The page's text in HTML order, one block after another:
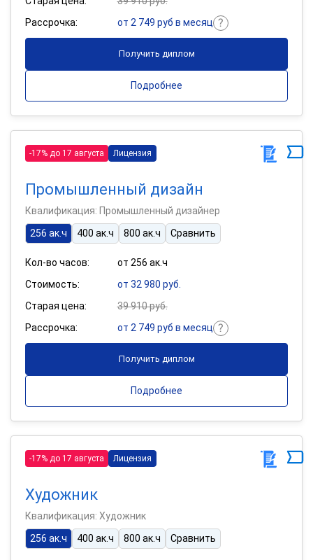
Рассрочка:
от 2 749 руб в месяц
Получить диплом
Подробнее
-17% до 17 августа Лицензия
Промышленный дизайн
Квалификация: Промышленный дизайнер
256 ак.ч
400 ак.ч 800 ак.ч Сравнить
Кол-во часов:
от 256 ак.ч
Стоимость:
от 32 980 руб.
Старая цена:
39 910 руб.
Рассрочка:
от 2 749 руб в месяц
Получить диплом
Подробнее
-17% до 17 августа Лицензия
Художник
Квалификация: Художник
256 ак.ч
400 ак.ч 800 ак.ч Сравнить